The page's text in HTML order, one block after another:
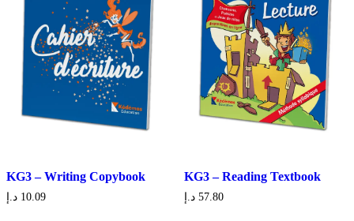
KG3 – Writing Copybook
10.09 د.إ
KG3 – Reading Textbook
57.80 د.إ